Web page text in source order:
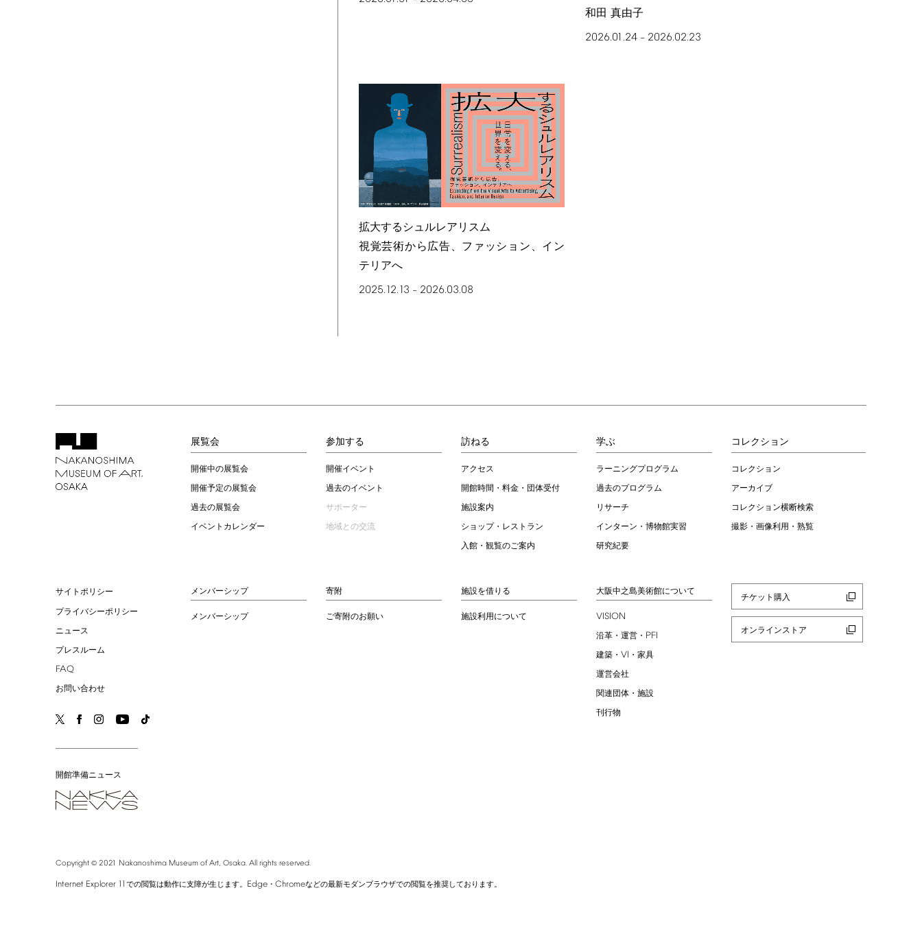
和田 真由子
2026.01.24 – 2026.02.23
拡大するシュルレアリスム
視覚芸術から広告、ファッション、イン
テリアへ
2025.12.13 – 2026.03.08
展覧会
開催中の展覧会
開催予定の展覧会
過去の展覧会
イベントカレンダー
参加する
開催イベント
過去のイベント
サポーター
地域との交流
訪ねる
アクセス
開館時間・料金・団体受付
施設案内
ショップ・レストラン
入館・観覧のご案内
学ぶ
ラーニングプログラム
過去のプログラム
リサーチ
インターン・博物館実習
研究紀要
コレクション
コレクション
アーカイブ
コレクション横断検索
撮影・画像利用・熟覧
サイトポリシー
プライバシーポリシー
ニュース
プレスルーム
FAQ
お問い合わせ
開館準備ニュース
メンバーシップ
メンバーシップ
寄附
ご寄附のお願い
施設を借りる
施設利用について
大阪中之島美術館について
VISION
沿革・運営・ PFI
建築・ VI ・家具
運営会社
関連団体・施設
刊行物
チケット購入
オンラインストア
Copyright© 2021 Nakanoshima Museum of Art, Osaka. All rights reserved.
Internet Explorer 11 での閲覧は動作に支障が生じます。 Edge・ Chromeなどの最新モダンブラウザでの閲覧を推奨しております。